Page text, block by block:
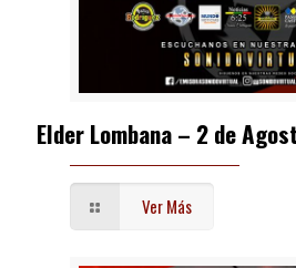
Elder Lombana – 2 de
Ver Más